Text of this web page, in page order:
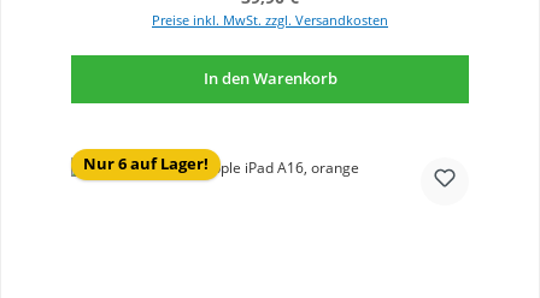
Preise inkl. MwSt. zzgl. Versandkosten
In den Warenkorb
Nur 6 auf Lager!